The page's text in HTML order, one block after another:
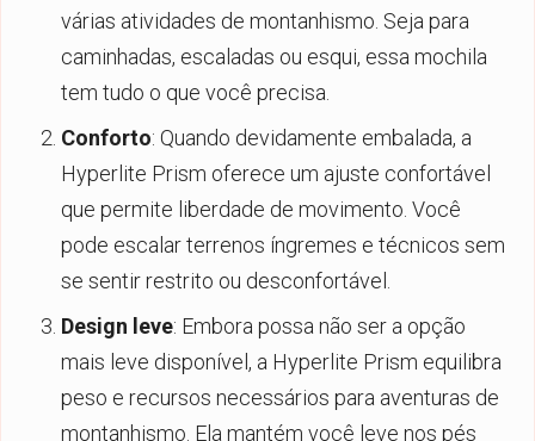
várias atividades de montanhismo. Seja para
caminhadas, escaladas ou esqui, essa mochila
tem tudo o que você precisa.
Conforto: Quando devidamente embalada, a
Hyperlite Prism oferece um ajuste confortável
que permite liberdade de movimento. Você
pode escalar terrenos íngremes e técnicos sem
se sentir restrito ou desconfortável.
Design leve: Embora possa não ser a opção
mais leve disponível, a Hyperlite Prism equilibra
peso e recursos necessários para aventuras de
montanhismo. Ela mantém você leve nos pés